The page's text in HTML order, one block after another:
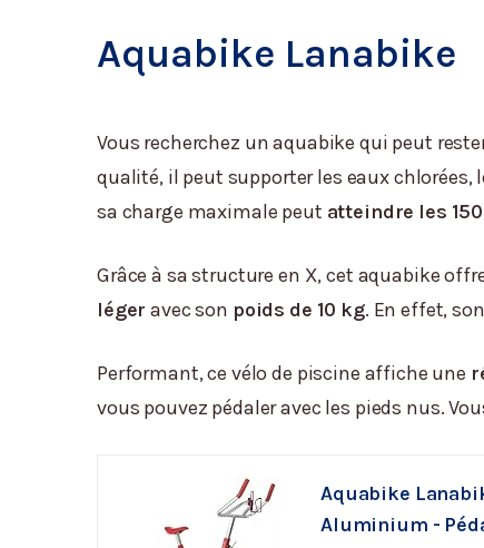
Aquabike Lanabike
Vous recherchez un aquabike qui peut
qualité, il peut supporter les eaux chlorées,
sa charge maximale peut atteindre les
Grâce à sa structure en X, cet aquabike
léger avec son poids de 10 kg. En effet,
Performant, ce vélo de piscine affiche une
vous pouvez pédaler avec les pieds nus.
Aquabike
Aluminium -